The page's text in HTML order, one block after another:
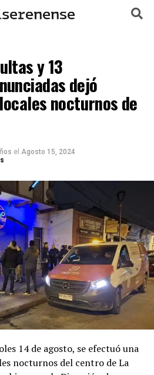
y 13
dejó
nocturnos de
el Agosto 15, 2024
14 de agosto, se efectuó una
nocturnos del centro de La